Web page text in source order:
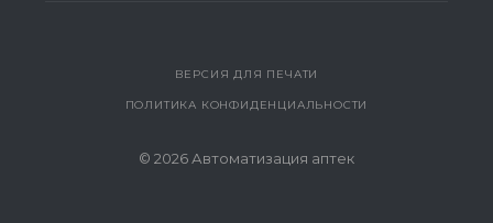
ВЕРСИЯ ДЛЯ ПЕЧАТИ
ПОЛИТИКА КОНФИДЕНЦИАЛЬНОСТИ
© 2026 Автоматизация аптек